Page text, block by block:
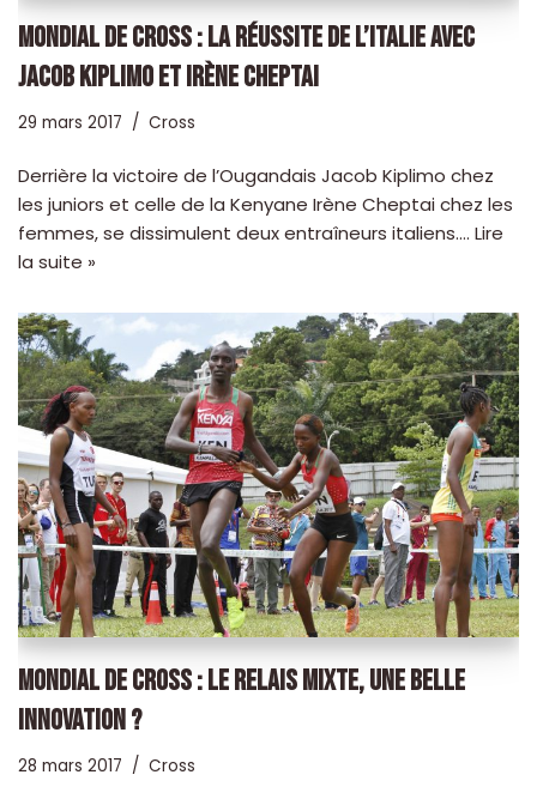
MONDIAL DE CROSS : LA RÉUSSITE DE L’ITALIE AVEC
JACOB KIPLIMO ET IRÈNE CHEPTAI
29 mars 2017 Cross
Derrière la victoire de l’Ougandais Jacob Kiplimo chez
les juniors et celle de la Kenyane Irène Cheptai chez les
femmes, se dissimulent deux entraîneurs italiens.… Lire
la suite »
MONDIAL DE CROSS : LE RELAIS MIXTE, UNE BELLE
INNOVATION ?
28 mars 2017 Cross